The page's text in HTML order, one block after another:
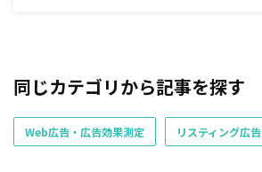
同じカテゴリから記事を探す
Web広告・広告効果測定 リスティング広告